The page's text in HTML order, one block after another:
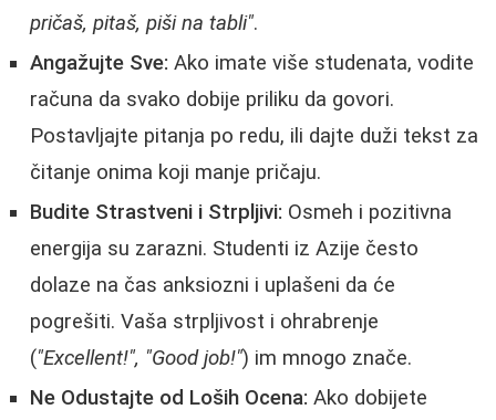
pričaš, pitaš, piši na tabli".
Angažujte Sve: Ako imate više studenata, vodite
računa da svako dobije priliku da govori.
Postavljajte pitanja po redu, ili dajte duži tekst za
čitanje onima koji manje pričaju.
Budite Strastveni i Strpljivi: Osmeh i pozitivna
energija su zarazni. Studenti iz Azije često
dolaze na čas anksiozni i uplašeni da će
pogrešiti. Vaša strpljivost i ohrabrenje
("Excellent!", "Good job!") im mnogo znače.
Ne Odustajte od Loših Ocena: Ako dobijete